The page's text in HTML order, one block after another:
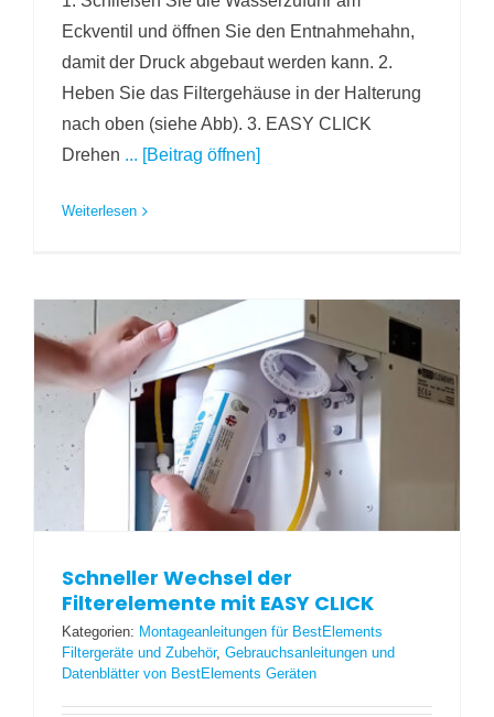
Eckventil und öffnen Sie den Entnahmehahn,
damit der Druck abgebaut werden kann. 2.
Heben Sie das Filtergehäuse in der Halterung
nach oben (siehe Abb). 3. EASY CLICK
Drehen ... [Beitrag öffnen]
Weiterlesen
Schneller Wechsel der
Filterelemente mit EASY CLICK
Kategorien: Montageanleitungen für BestElements
Filtergeräte und Zubehör, Gebrauchsanleitungen und
Datenblätter von BestElements Geräten